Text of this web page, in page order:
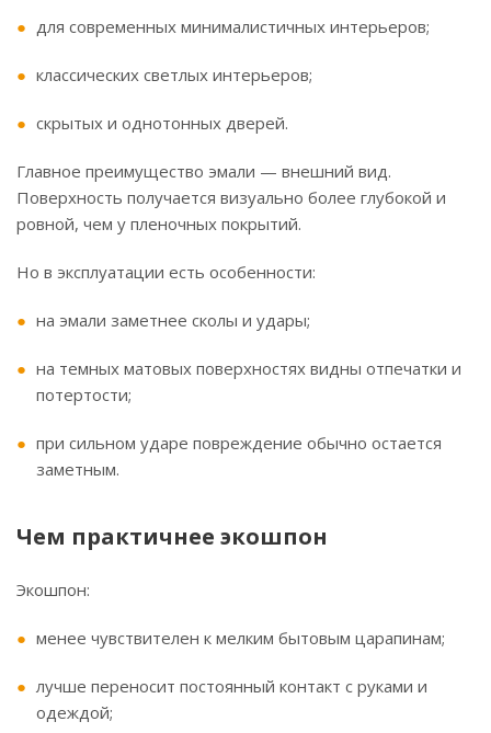
для современных минималистичных интерьеров;
классических светлых интерьеров;
скрытых и однотонных дверей.
Главное преимущество эмали — внешний вид.
Поверхность получается визуально более глубокой и
ровной, чем у пленочных покрытий.
Но в эксплуатации есть особенности:
на эмали заметнее сколы и удары;
на темных матовых поверхностях видны отпечатки и
потертости;
при сильном ударе повреждение обычно остается
заметным.
Чем практичнее экошпон
Экошпон:
менее чувствителен к мелким бытовым царапинам;
лучше переносит постоянный контакт с руками и
одеждой;